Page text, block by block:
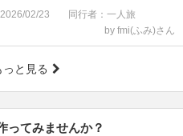
2026/02/23
同行者：一人旅
by fmi(ふみ)さん
と見る
ってみませんか？